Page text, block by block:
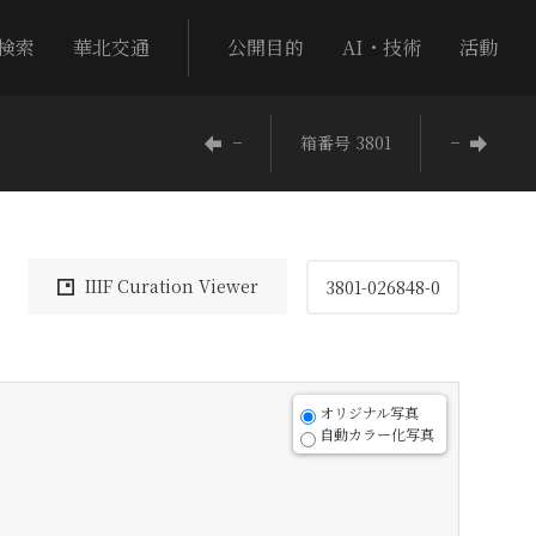
索 華北交通 公開目的 AI・技術 活動
− 箱番号 3801 −
IIIF Curation Viewer 3801-026848-0
オリジナル写真
自動カラー化写真